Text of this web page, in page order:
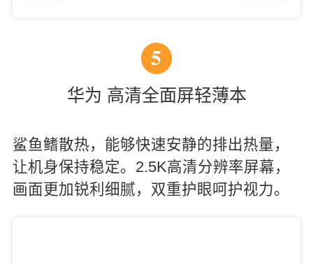
5
华为 高清全面屏轻薄本
鲨鱼鳍散热，能够快速安静的排出热量，
让机身保持稳定。2.5K高清分辨率屏幕，
画面更加锐利细腻，双重护眼呵护视力。